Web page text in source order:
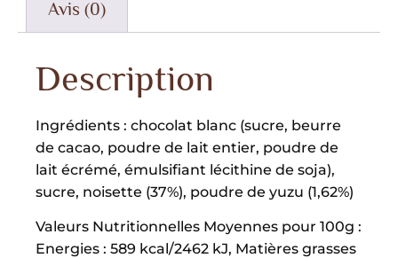
Avis (0)
Description
Ingrédients : chocolat blanc (sucre, beurre
de cacao, poudre de lait entier, poudre de
lait écrémé, émulsifiant lécithine de soja),
sucre, noisette (37%), poudre de yuzu (1,62%)
Valeurs Nutritionnelles Moyennes pour 100g :
Energies : 589 kcal/2462 kJ, Matières grasses